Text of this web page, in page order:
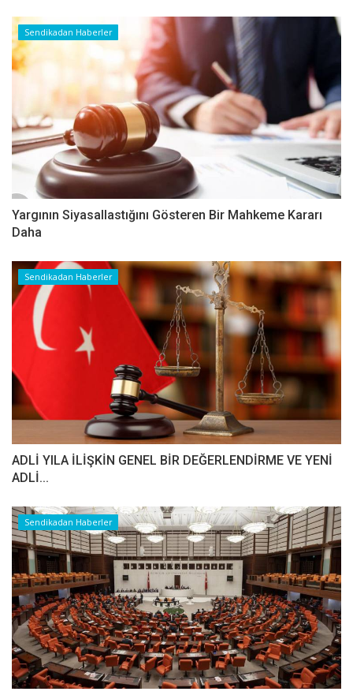
Sendikadan Haberler
Yargının Siyasallastığını Gösteren Bir Mahkeme Kararı
Daha
Sendikadan Haberler
ADLİ YILA İLİŞKİN GENEL BİR DEĞERLENDİRME VE YENİ
ADLİ...
Sendikadan Haberler